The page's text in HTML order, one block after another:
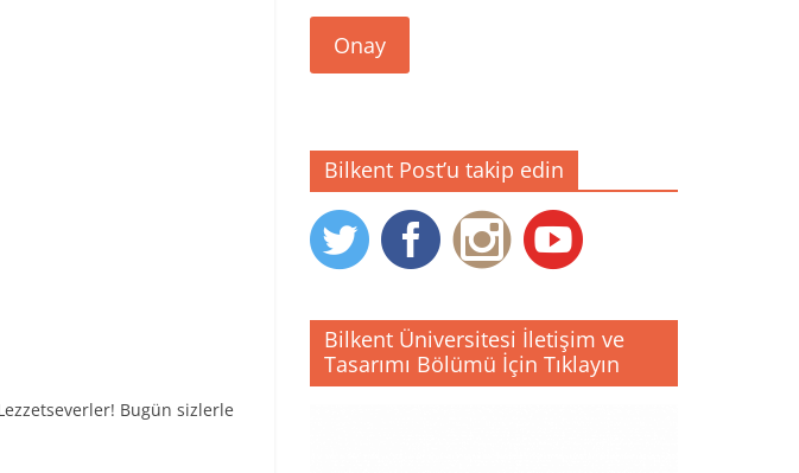
Bugün sizlerle
Onay
Bilkent Post’u takip edin
Bilkent Üniversitesi İletişim ve
Tasarımı Bölümü İçin Tıklayın